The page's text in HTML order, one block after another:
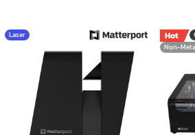
Laser Hot
Non-